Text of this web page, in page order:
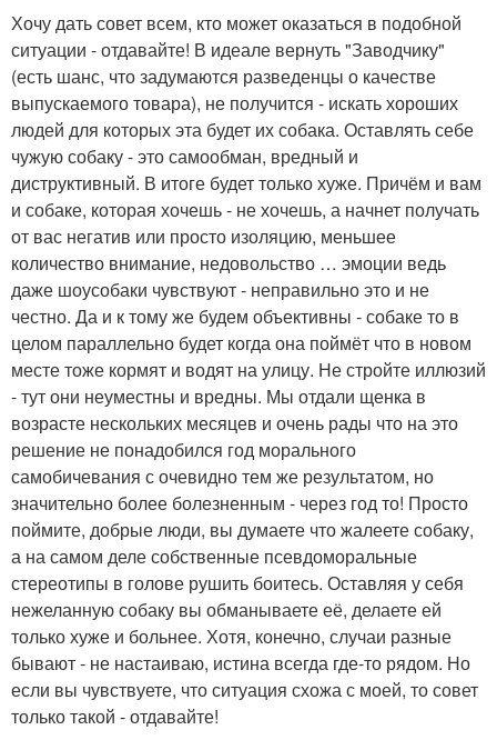
Хочу дать совет всем, кто может оказаться в подобной
ситуации - отдавайте! В идеале вернуть "Заводчику"
(есть шанс, что задумаются разведенцы о качестве
выпускаемого товара), не получится - искать хороших
людей для которых эта будет их собака. Оставлять себе
чужую собаку - это самообман, вредный и
диструктивный. В итоге будет только хуже. Причём и вам
и собаке, которая хочешь - не хочешь, а начнет получать
от вас негатив или просто изоляцию, меньшее
количество внимание, недовольство … эмоции ведь
даже шоусобаки чувствуют - неправильно это и не
честно. Да и к тому же будем объективны - собаке то в
целом параллельно будет когда она поймёт что в новом
месте тоже кормят и водят на улицу. Не стройте иллюзий
- тут они неуместны и вредны. Мы отдали щенка в
возрасте нескольких месяцев и очень рады что на это
решение не понадобился год морального
самобичевания с очевидно тем же результатом, но
значительно более болезненным - через год то! Просто
поймите, добрые люди, вы думаете что жалеете собаку,
а на самом деле собственные псевдоморальные
стереотипы в голове рушить боитесь. Оставляя у себя
нежеланную собаку вы обманываете её, делаете ей
только хуже и больнее. Хотя, конечно, случаи разные
бывают - не настаиваю, истина всегда где-то рядом. Но
если вы чувствуете, что ситуация схожа с моей, то совет
только такой - отдавайте!